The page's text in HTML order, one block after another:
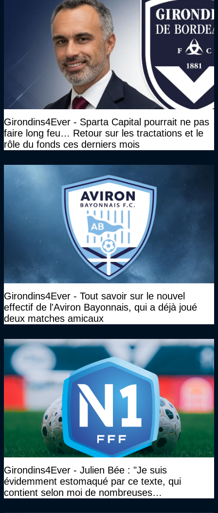
Girondins4Ever - Sparta Capital pourrait ne pas
faire long feu… Retour sur les tractations et le
rôle du fonds ces derniers mois
Girondins4Ever - Tout savoir sur le nouvel
effectif de l'Aviron Bayonnais, qui a déjà joué
deux matches amicaux
Girondins4Ever - Julien Bée : "Je suis
évidemment estomaqué par ce texte, qui
contient selon moi de nombreuses